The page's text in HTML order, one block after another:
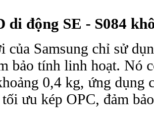
di động SE - S084
của Samsung chỉ sử
bảo tính linh hoạt. Nó
0,4 kg, ứng dụng
ưu kép OPC, đảm